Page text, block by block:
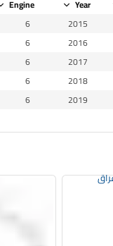
Year
Engine
2015
6
2016
6
2017
6
2018
6
2019
6